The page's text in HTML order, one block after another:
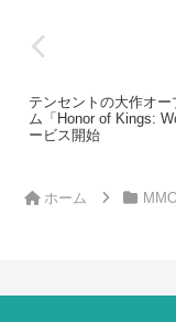
テンセントの大作オ
ム「Honor of Kings:
ービス開始
ホーム